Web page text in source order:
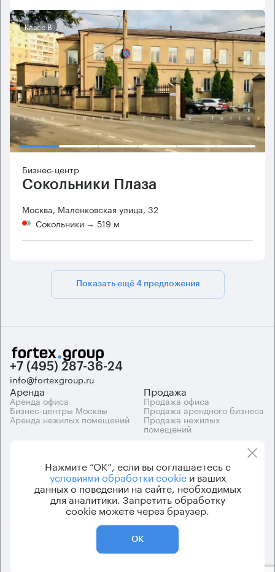
Класс B
Бизнес-центр
Сокольники Плаза
Москва, Маленковская улица, 32
Сокольники → 519 м
Показать ещё 4 предложения
+7 (495) 287-36-24
info@fortexgroup.ru
Аренда
Аренда офиса
Бизнес-центры Москвы
Аренда нежилых помещений
Продажа
Продажа офиса
Продажа арендного бизнеса
Продажа нежилых
помещений
Каталог бизнес-центров О компании
Вакансии
Контакты
© 2026 Fortex.Group. ООО «АРЕНДА ОФИСА», ОГРН 1177746948686,
Политика конфиденциальности
Нажмите “ОК”, если вы соглашаетесь с
условиями обработки cookieи ваших
данных о поведении на сайте, необходимых
для аналитики. Запретить обработку
cookie можете через браузер.
ОК